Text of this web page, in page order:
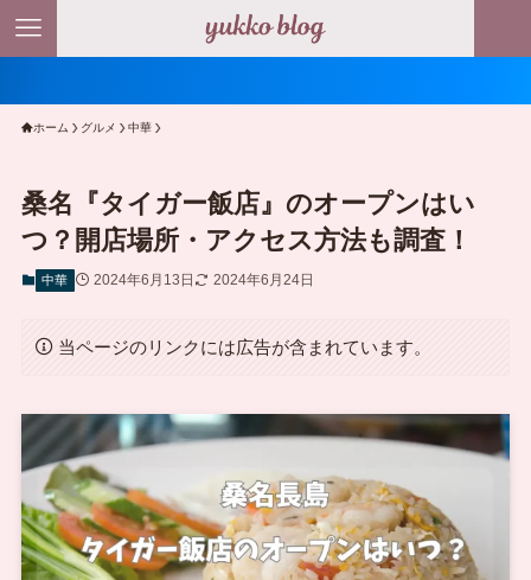
ホーム グルメ 中華
桑名『タイガー飯店』のオープンはい
つ？開店場所・アクセス方法も調査！
中華 2024年6月13日 2024年6月24日
当ページのリンクには広告が含まれています。